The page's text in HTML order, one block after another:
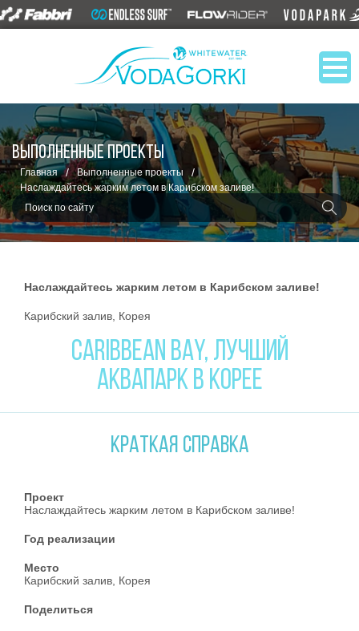
ВЫПОЛНЕННЫЕ ПРОЕКТЫ
Главная / Выполненные проекты /
Наслаждайтесь жарким летом в Карибском заливе!
Наслаждайтесь жарким летом в Карибском заливе!
Карибский залив, Корея
CARIBBEAN BAY, ЛУЧШИЙ
АКВАПАРК В КОРЕЕ
КРАТКАЯ СПРАВКА
Проект
Наслаждайтесь жарким летом в Карибском заливе!
Год реализации
Место
Карибский залив, Корея
Поделиться